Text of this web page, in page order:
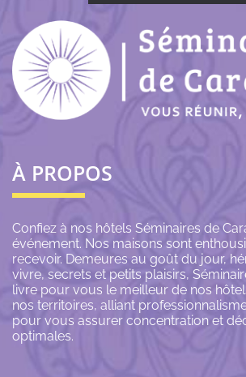
À PROPOS
Confiez à nos hôtels Séminaires de
événement. Nos maisons sont
recevoir. Demeures au goût du jour,
vivre, secrets et petits plaisirs,
livre pour vous le meilleur de nos
nos territoires, alliant
pour vous assurer concentration et
optimales.